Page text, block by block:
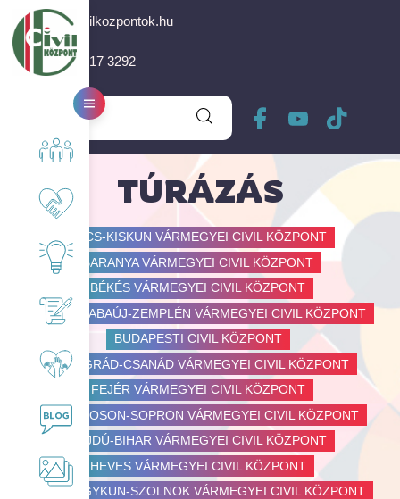
info@civilkozpontok.hu
+36 30 617 3292
Rólunk
Együttműködő partnereink
Érdekességek, Nektek!
Pályázati felhívás
Önkéntesség
Iskolai közösségi szolgálat
AlaCOOLj!
Hírek
Galéria
TÚRÁZÁS
BÁCS-KISKUN VÁRMEGYEI CIVIL KÖZPONT
BARANYA VÁRMEGYEI CIVIL KÖZPONT
BÉKÉS VÁRMEGYEI CIVIL KÖZPONT
BORSOD-ABAÚJ-ZEMPLÉN VÁRMEGYEI CIVIL KÖZPONT
BUDAPESTI CIVIL KÖZPONT
CSONGRÁD-CSANÁD VÁRMEGYEI CIVIL KÖZPONT
FEJÉR VÁRMEGYEI CIVIL KÖZPONT
GYŐR-MOSON-SOPRON VÁRMEGYEI CIVIL KÖZPONT
HAJDÚ-BIHAR VÁRMEGYEI CIVIL KÖZPONT
HEVES VÁRMEGYEI CIVIL KÖZPONT
JÁSZ-NAGYKUN-SZOLNOK VÁRMEGYEI CIVIL KÖZPONT